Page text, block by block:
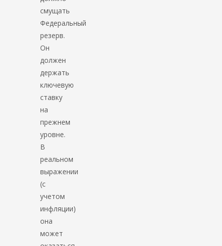
смущать
Федеральный
резерв.
Он
должен
держать
ключевую
ставку
на
прежнем
уровне.
В
реальном
выражении
(с
учетом
инфляции)
она
может